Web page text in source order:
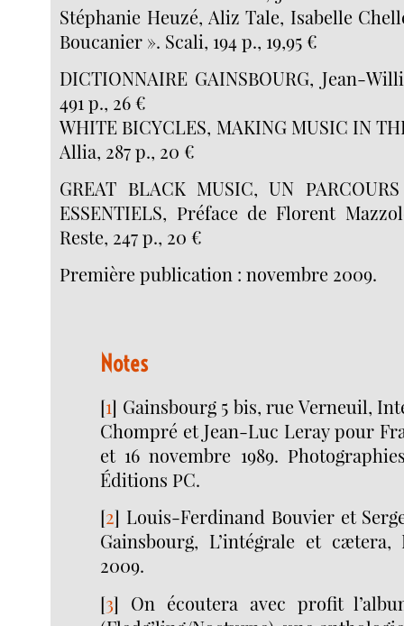
Stéphanie Heuzé, Aliz Tale, Isabelle
Boucanier ». Scali, 194 p., 19,95 €
DICTIONNAIRE GAINSBOURG, Jean-
491 p., 26 €
WHITE BICYCLES, MAKING MUSIC IN
Allia, 287 p., 20 €
GREAT BLACK MUSIC, UN
ESSENTIELS, Préface de Florent
Reste, 247 p., 20 €
Première publication : novembre 2009.
Notes
[1] Gainsbourg 5 bis, rue Verneuil,
Chompré et Jean-Luc Leray pour
et 16 novembre 1989.
Éditions PC.
[2] Louis-Ferdinand Bouvier et
Gainsbourg, L’intégrale et
2009.
[3] On écoutera avec profit